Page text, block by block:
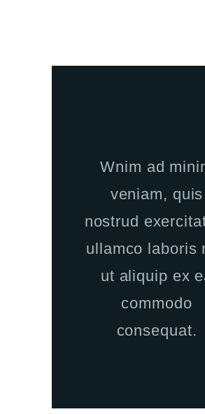
Wnim ad
veniam, quis
nostrud
ullamco laboris
ut aliquip ex
commodo
consequat.